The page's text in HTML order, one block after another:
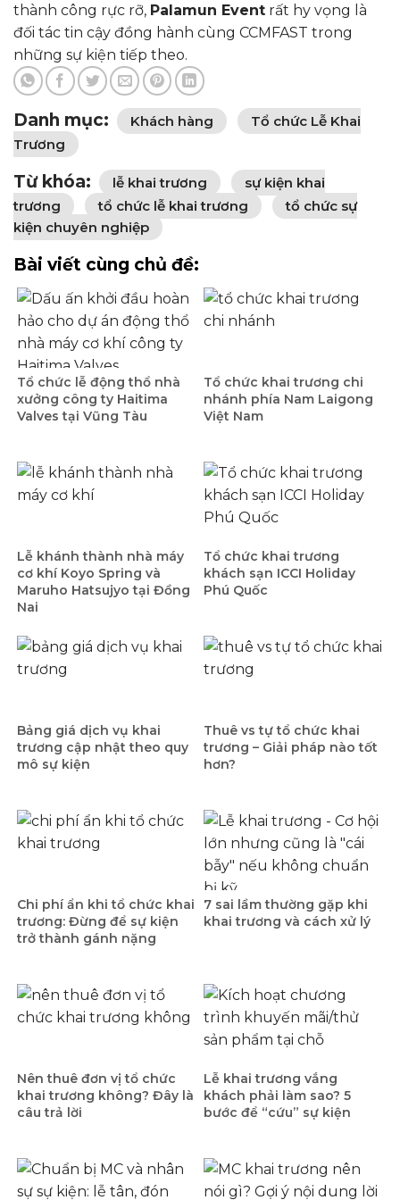
thành công rực rỡ, Palamun Event rất hy vọng là
đối tác tin cậy đồng hành cùng CCMFAST trong
những sự kiện tiếp theo.
Danh mục: Khách hàng
Tổ chức Lễ Khai
Trương
Từ khóa: lễ khai trương
sự kiện khai
trương
tổ chức lễ khai trương
tổ chức sự
kiện chuyên nghiệp
Bài viết cùng chủ đề:
Tổ chức lễ động thổ nhà
xưởng công ty Haitima
Valves tại Vũng Tàu
Tổ chức khai trương chi
nhánh phía Nam Laigong
Việt Nam
Lễ khánh thành nhà máy
cơ khí Koyo Spring và
Maruho Hatsujyo tại Đồng
Nai
Tổ chức khai trương
khách sạn ICCI Holiday
Phú Quốc
Bảng giá dịch vụ khai
trương cập nhật theo quy
mô sự kiện
Thuê vs tự tổ chức khai
trương – Giải pháp nào tốt
hơn?
Chi phí ẩn khi tổ chức khai
trương: Đừng để sự kiện
trở thành gánh nặng
7 sai lầm thường gặp khi
khai trương và cách xử lý
Nên thuê đơn vị tổ chức
khai trương không? Đây là
câu trả lời
Lễ khai trương vắng
khách phải làm sao? 5
bước để “cứu” sự kiện